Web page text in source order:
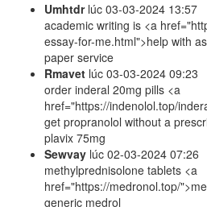
Umhtdrlúc 03-03-2024 13:57
academic writing is <a
essay-for-me.html">help with
paper service
Rmavet lúc 03-03-2024 09:23
order inderal 20mg pills <a
href="https://indenolol.top/
get propranolol without a
plavix 75mg
Sewvay lúc 02-03-2024 07:26
methylprednisolone tablets <a
href="https://medronol.top/
generic medrol